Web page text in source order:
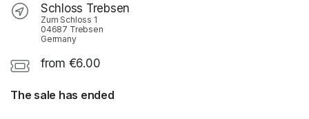
Schloss Trebsen
Zum Schloss 1
04687 Trebsen
Germany
from €6.00
The sale has ended